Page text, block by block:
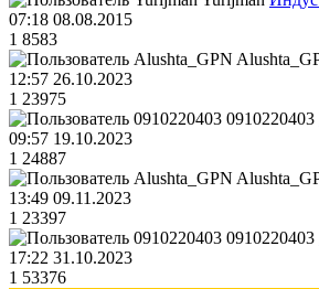
07:18 08.08.2015
1 8583
12:57 26.10.2023
1 23975
0910220403
09:57 19.10.2023
1 24887
13:49 09.11.2023
1 23397
0910220403
17:22 31.10.2023
1 53376